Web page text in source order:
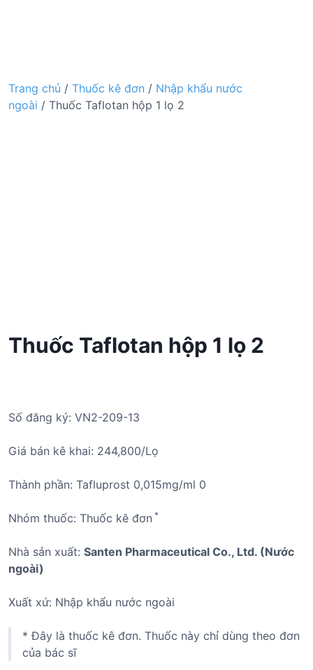
Trang chủ / Thuốc kê đơn / Nhập khẩu nước
ngoài / Thuốc Taflotan hộp 1 lọ 2
Thuốc Taflotan hộp 1 lọ 2
Số đăng ký: VN2-209-13
Giá bán kê khai: 244,800/Lọ
Thành phần: Tafluprost 0,015mg/ml 0
Nhóm thuốc: Thuốc kê đơn *
Nhà sản xuất: Santen Pharmaceutical Co., Ltd. (Nước
ngoài)
Xuất xứ: Nhập khẩu nước ngoài
* Đây là thuốc kê đơn. Thuốc này chỉ dùng theo đơn
của bác sĩ